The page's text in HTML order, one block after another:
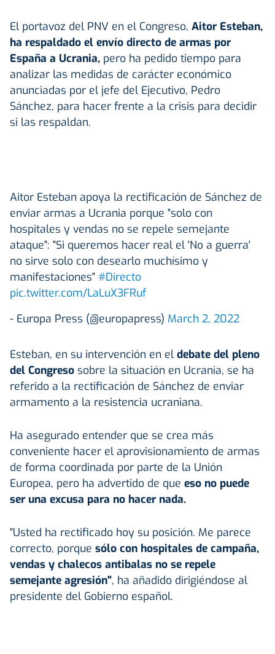
El portavoz del PNV en el Congreso, Aitor Esteban,
ha respaldado el envío directo de armas por
España a Ucrania, pero ha pedido tiempo para
analizar las medidas de carácter económico
anunciadas por el jefe del Ejecutivo, Pedro
Sánchez, para hacer frente a la crisis para decidir
si las respaldan.
Aitor Esteban apoya la rectificación de Sánchez de
enviar armas a Ucrania porque "solo con
hospitales y vendas no se repele semejante
ataque": "Si queremos hacer real el 'No a guerra'
no sirve solo con desearlo muchísimo y
manifestaciones" #Directo
pic.twitter.com/LaLuX3FRuf
- Europa Press (@europapress) March 2, 2022
Esteban, en su intervención en el debate del pleno
del Congreso sobre la situación en Ucrania, se ha
referido a la rectificación de Sánchez de enviar
armamento a la resistencia ucraniana.
Ha asegurado entender que se crea más
conveniente hacer el aprovisionamiento de armas
de forma coordinada por parte de la Unión
Europea, pero ha advertido de que eso no puede
ser una excusa para no hacer nada.
"Usted ha rectificado hoy su posición. Me parece
correcto, porque sólo con hospitales de campaña,
vendas y chalecos antibalas no se repele
semejante agresión", ha añadido dirigiéndose al
presidente del Gobierno español.